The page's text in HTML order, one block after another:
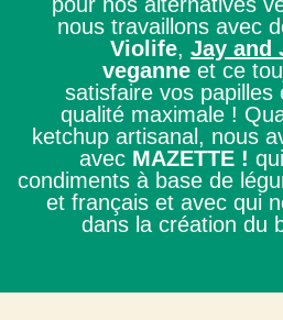
nous travaillons avec
Violife, Jay and
veganne et ce
satisfaire vos
qualité maximale !
ketchup artisanal, nous
avec MAZETTE !
condiments à base de
et français et avec qui
dans la création du